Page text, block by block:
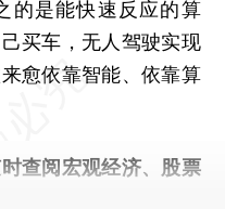
的是能快速反应的算
买车，无人驾驶实现
愈依靠智能、依靠算
时查阅宏观经济、股票